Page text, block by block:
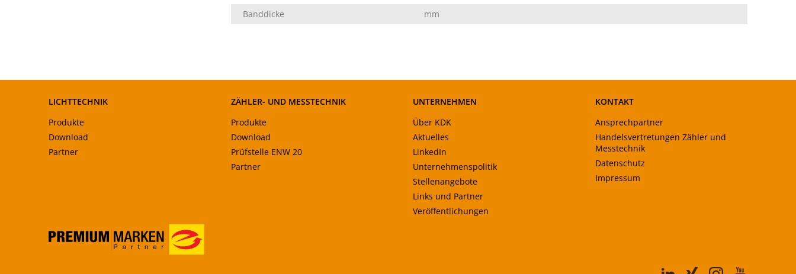
Banddicke
mm
LICHTTECHNIK
Produkte
Download
Partner
ZÄHLER- UND MESSTECHNIK
Produkte
Download
Prüfstelle ENW 20
Partner
UNTERNEHMEN
Über KDK
Aktuelles
LinkedIn
Unternehmenspolitik
Stellenangebote
Links und Partner
Veröffentlichungen
KONTAKT
Ansprechpartner
Handelsvertretungen Zähler und
Messtechnik
Datenschutz
Impressum